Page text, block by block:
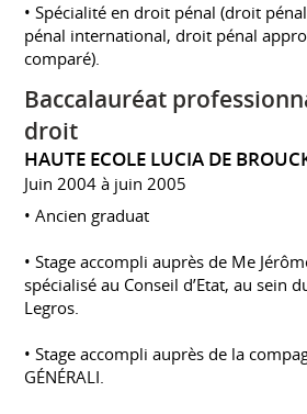
• Spécialité en droit pénal (droit
pénal international, droit pénal
comparé).
Baccalauréat
droit
HAUTE ECOLE LUCIA DE
Juin 2004 à juin 2005
• Ancien graduat
• Stage accompli auprès de Me
spécialisé au Conseil d’Etat, au sein
Legros.
• Stage accompli auprès de la
GÉNÉRALI.